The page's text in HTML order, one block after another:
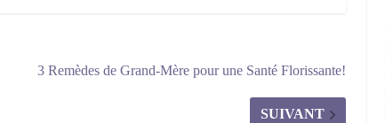
3 Remèdes de Grand-Mère pour une Santé Florissante!
SUIVANT